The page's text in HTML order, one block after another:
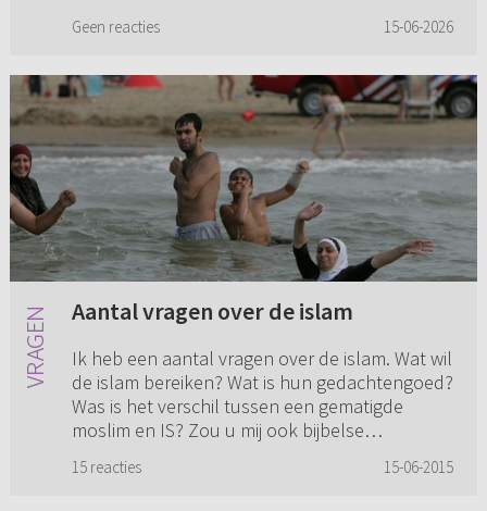
Geen reacties 15-06-2026
Aantal vragen over de islam
Ik heb een aantal vragen over de islam. Wat wil
de islam bereiken? Wat is hun gedachtengoed?
Was is het verschil tussen een gematigde
moslim en IS? Zou u mij ook bijbelse
15 reacties 15-06-2015